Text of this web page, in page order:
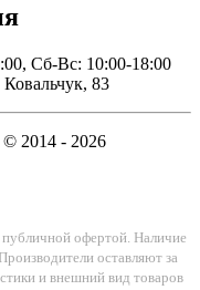
Сб-Вс: 10:00-18:00
83
© 2014 - 2026
офертой. Наличие
оставляют за
и внешний вид товаров